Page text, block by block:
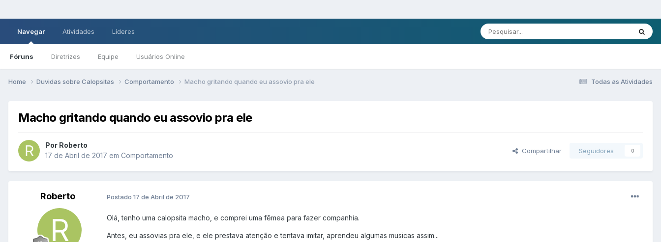
Navegar
Fóruns Diretrizes Equipe Usuários Online
Atividades Líderes
Todas as Atividades
Home Duvidas sobre Calopsitas Comportamento Macho gritando quando eu assovio pra ele
Macho gritando quando eu assovio pra ele
Por Roberto
17 de Abril de 2017 em Comportamento
Compartilhar Seguidores 0
Roberto Postado 17 de Abril de 2017
Olá, tenho uma calopsita macho, e comprei uma fêmea para fazer companhia.
Antes, eu assovias pra ele, e ele prestava atenção e tentava imitar, aprendeu algumas musicas assim...